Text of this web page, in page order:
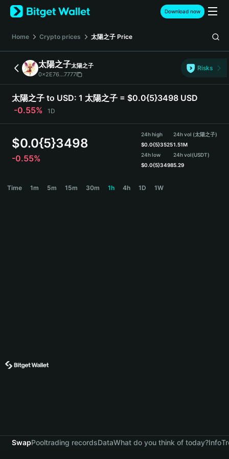
English
日本語
Español (Latinoamérica)
Türkçe
Français
Deutsch
简体中文
Português (Portugal)
Bahasa Indonesia
বাংলা
Download now
Home Crypto prices 太陽之子 Price
太陽之子太陽之子
0x2E76...7777
Risks
太陽之子 to USD: 1 太陽之子 = $0.0{5}3498 USD
-0.55%
1D
$0.0{5}3498
-0.55%
24h high
$0.0{5}3525
24h low
$0.0{5}3498
24h vol (太陽之子)
1.51M
24h vol(USDT)
5.29
Time 1m 5m 15m 30m 1h 4h 1D 1W
SwapPooltrading recordsDataWhat do you think of today?Info